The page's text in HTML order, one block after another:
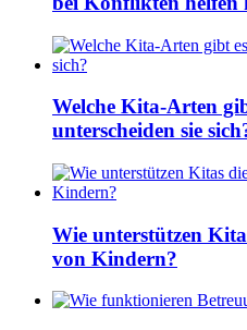
Welche Kita-Arten
unterscheiden sie
Wie unterstützen
von Kindern?